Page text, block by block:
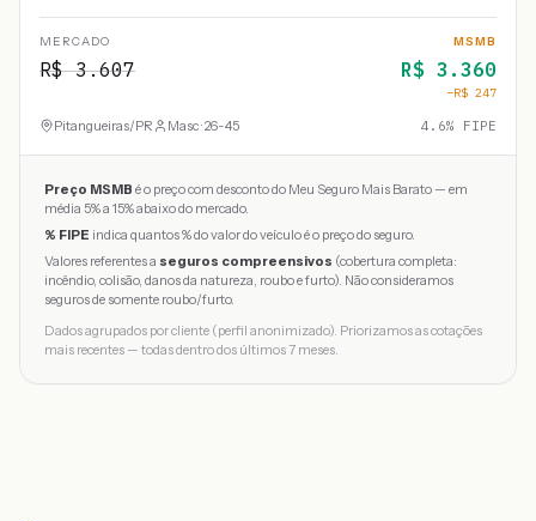
MERCADO
R$3.607
MSMB
R$ 3.360
−R$ 247
Pitangueiras/PR Masc · 26-45 4.6% FIPE
Preço MSMB é o preço com desconto do Meu Seguro Mais Barato — em
média 5% a 15% abaixo do mercado.
% FIPE indica quantos % do valor do veículo é o preço do seguro.
Valores referentes a seguros compreensivos (cobertura completa:
incêndio, colisão, danos da natureza, roubo e furto). Não consideramos
seguros de somente roubo/furto.
Dados agrupados por cliente (perfil anonimizado). Priorizamos as cotações
mais recentes — todas dentro dos últimos 7 meses.